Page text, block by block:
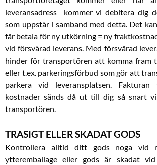
leveransadress kommer vi debitera dig
som uppstår i samband med detta. Det
får betala för ny utkörning = ny
vid försvårad leverans. Med försvårad
hinder för transportören att komma fram
eller t.ex. parkeringsförbud som gör att
parkera vid leveransplatsen.
kostnader sänds då ut till dig så snart
transportören.
TRASIGT ELLER SKADAT GODS
Kontrollera alltid ditt gods noga vid
ytteremballage eller gods är skadat